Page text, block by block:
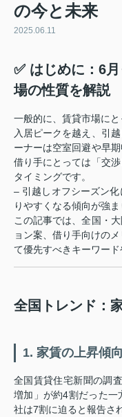
の今と未来
2025.06.11
✅ はじめに：6
場の性質を解説
一般的に、賃貸市場に
入居ピークを越え、引
ーナーは空室回避や早
借り手にとっては「交
タイミングです。
– 引越しオフシーズン
りやすくなる傾向が強ま
この記事では、全国・
ョン案、借り手向けの
て優先すべきキーワー
全国トレンド：
1. 家賃の上昇傾
全国賃貸住宅新聞の調
増加」が約4割だった一
社は7割に迫ると報告さ